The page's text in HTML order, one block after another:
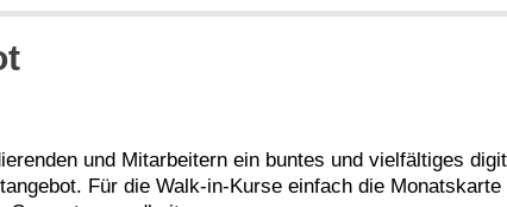
und Mitarbeitern ein buntes und vielfältiges
Für die Walk-in-Kurse einfach die